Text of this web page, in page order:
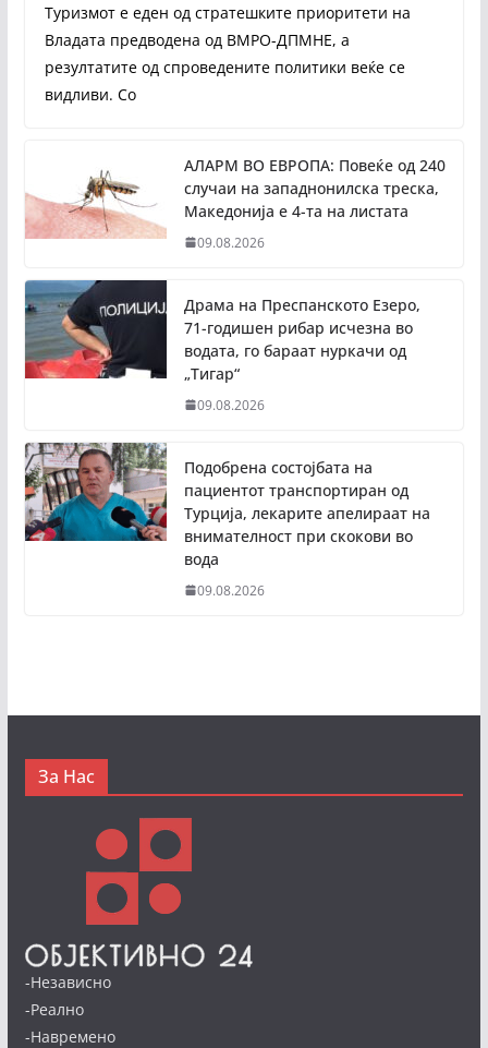
Туризмот е еден од стратешките приоритети на
Владата предводена од ВМРО-ДПМНЕ, а
резултатите од спроведените политики веќе се
видливи. Со
АЛАРМ ВО ЕВРОПА: Повеќе од 240
случаи на западнонилска треска,
Македонија е 4-та на листата
09.08.2026
Драма на Преспанското Езеро,
71-годишен рибар исчезна во
водата, го бараат нуркачи од
„Тигар“
09.08.2026
Подобрена состојбата на
пациентот транспортиран од
Турција, лекарите апелираат на
внимателност при скокови во
вода
09.08.2026
За Нас
-Независно
-Реално
-Навремено